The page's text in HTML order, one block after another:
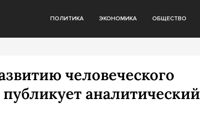
ПОЛИТИКА ЭКОНОМИКА ОБЩЕСТВО
человеческого
аналитический